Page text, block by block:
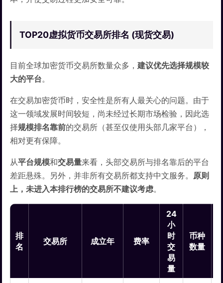
TOP20虚拟货币交易所排名 (现货交易)
目前全球加密货币交易所数量众多，建议优先选择规模较
大的平台。
在交易加密货币时，安全性是所有人最关心的问题。由于
这一领域发展时间较短，尚未经过长期市场检验，因此选
择规模排名靠前的交易所（甚至仅使用头部几家平台），
相对更有保障。
从平台规模和交易量来看，头部交易所与排名靠后的平台
差距悬殊。另外，并非所有交易所都支持中文服务。 原则
上，未进入本排行榜的交易所不建议考虑。
排
名
交易所 成立年 费率
24
小
时
交
易
量
币种
数量